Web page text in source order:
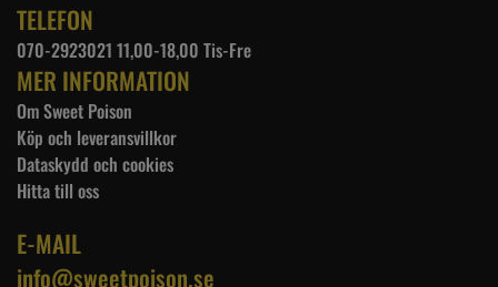
TELEFON
070-2923021 11,00-18,00 Tis-Fre
MER INFORMATION
Om Sweet Poison
Köp och leveransvillkor
Dataskydd och cookies
Hitta till oss
E-MAIL
info@sweetpoison.se